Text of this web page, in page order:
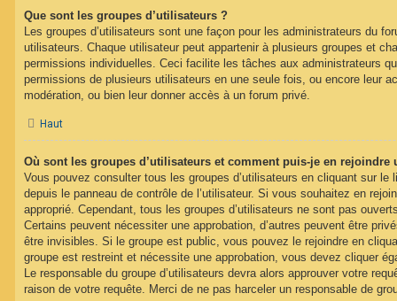
Que sont les groupes d’utilisateurs ?
Les groupes d’utilisateurs sont une façon pour les administrateurs du
utilisateurs. Chaque utilisateur peut appartenir à plusieurs groupes et
permissions individuelles. Ceci facilite les tâches aux administrateurs
permissions de plusieurs utilisateurs en une seule fois, ou encore leur
modération, ou bien leur donner accès à un forum privé.
Haut
Où sont les groupes d’utilisateurs et comment puis-je en rejoindre
Vous pouvez consulter tous les groupes d’utilisateurs en cliquant sur le
depuis le panneau de contrôle de l’utilisateur. Si vous souhaitez en
approprié. Cependant, tous les groupes d’utilisateurs ne sont pas
Certains peuvent nécessiter une approbation, d’autres peuvent être
être invisibles. Si le groupe est public, vous pouvez le rejoindre en
groupe est restreint et nécessite une approbation, vous devez cliquer
Le responsable du groupe d’utilisateurs devra alors approuver votre
raison de votre requête. Merci de ne pas harceler un responsable de